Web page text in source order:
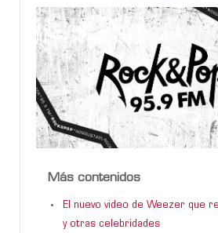
Más contenidos
El nuevo video de Weezer que
y otras celebridades